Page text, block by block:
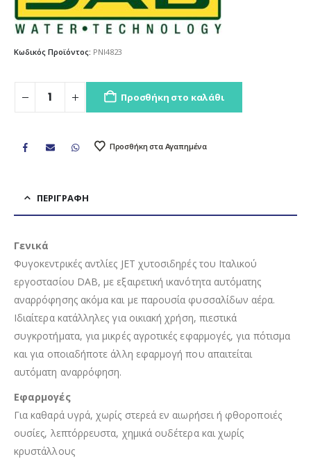
Κωδικός Προϊόντος: PNI4823
Προσθήκη στο καλάθι
Προσθήκη στα Αγαπημένα
ΠΕΡΙΓΡΑΦΉ
Γενικά
Φυγοκεντρικές αντλίες JET χυτοσιδηρές του Ιταλικού
εργοστασίου DAB, με εξαιρετική ικανότητα αυτόματης
αναρρόφησης ακόμα και με παρουσία φυσσαλίδων αέρα.
Ιδιαίτερα κατάλληλες για οικιακή χρήση, πιεστικά
συγκροτήματα, για μικρές αγροτικές εφαρμογές, για πότισμα
και για οποιαδήποτε άλλη εφαρμογή που απαιτείται
αυτόματη αναρρόφηση.
Εφαρμογές
Για καθαρά υγρά, χωρίς στερεά εν αιωρήσει ή φθοροποιές
ουσίες, λεπτόρρευστα, χημικά ουδέτερα και χωρίς
κρυστάλλους